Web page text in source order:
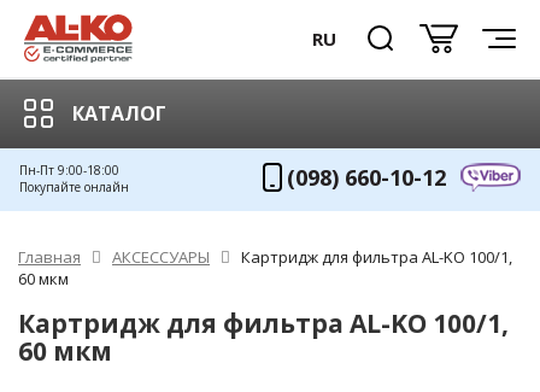
RU
КАТАЛОГ
Пн-Пт 9:00-18:00
Покупайте онлайн
(098) 660-10-12
Главная АКСЕССУАРЫ
Картридж для фильтра AL-KO 100/1,
60 мкм
Картридж для фильтра AL-KO 100/1,
60 мкм